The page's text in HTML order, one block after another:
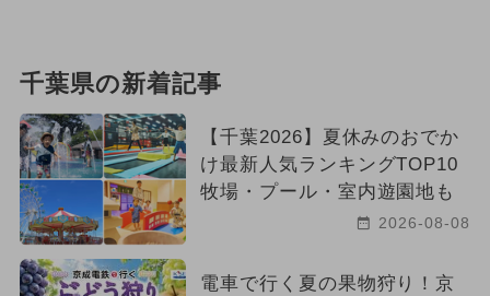
千葉県の新着記事
【千葉2026】夏休みのおでか
け最新人気ランキングTOP10
牧場・プール・室内遊園地も
2026-08-08
電車で行く夏の果物狩り！京